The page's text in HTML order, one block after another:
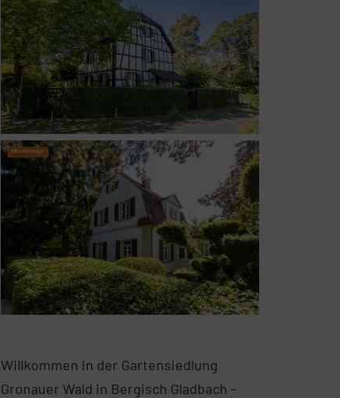
Willkommen in der Gartensiedlung
Gronauer Wald in Bergisch Gladbach –